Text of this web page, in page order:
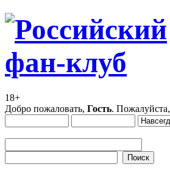
18+
Добро пожаловать, Гость. Пожалуйста,